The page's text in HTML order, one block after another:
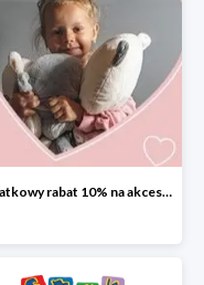
Dodatkowy rabat 10% na akcesoria dziecięce